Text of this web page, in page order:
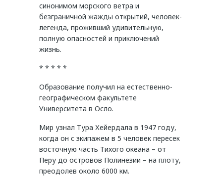
синонимом морского ветра и
безграничной жажды открытий, человек-
легенда, проживший удивительную,
полную опасностей и приключений
жизнь.
* * * * *
Образование получил на естественно-
географическом факультете
Университета в Осло.
Мир узнал Тура Хейердала в 1947 году,
когда он с экипажем в 5 человек пересек
восточную часть Тихого океана – от
Перу до островов Полинезии – на плоту,
преодолев около 6000 км.